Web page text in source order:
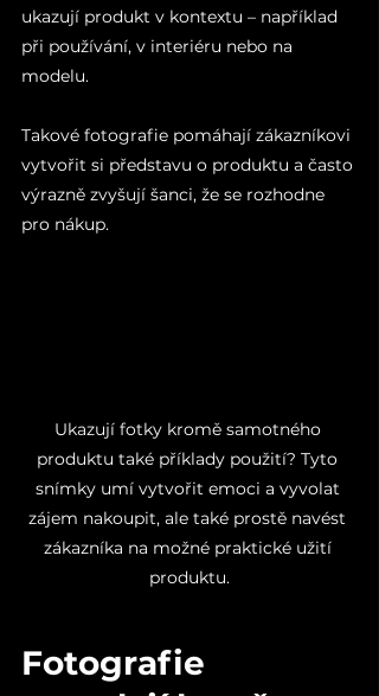
ukazují produkt v kontextu – například
při používání, v interiéru nebo na
modelu.
Takové fotografie pomáhají zákazníkovi
vytvořit si představu o produktu a často
výrazně zvyšují šanci, že se rozhodne
pro nákup.
Ukazují fotky kromě samotného
produktu také příklady použití? Tyto
snímky umí vytvořit emoci a vyvolat
zájem nakoupit, ale také prostě navést
zákazníka na možné praktické užití
produktu.
Fotografie